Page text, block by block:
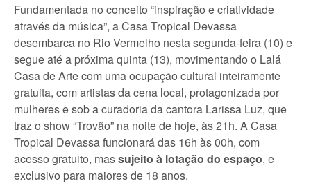
Fundamentada no conceito “inspiração e criatividade
através da música”, a Casa Tropical Devassa
desembarca no Rio Vermelho nesta segunda-feira (10) e
segue até a próxima quinta (13), movimentando o Lalá
Casa de Arte com uma ocupação cultural inteiramente
gratuita, com artistas da cena local, protagonizada por
mulheres e sob a curadoria da cantora Larissa Luz, que
traz o show “Trovão” na noite de hoje, às 21h. A Casa
Tropical Devassa funcionará das 16h às 00h, com
acesso gratuito, massujeito à lotação do espaço, e
exclusivo para maiores de 18 anos.